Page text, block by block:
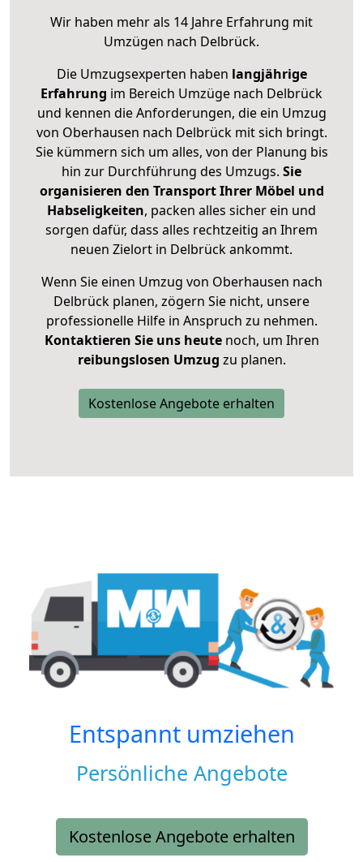
Wir haben mehr als 14 Jahre Erfahrung mit
Umzügen nach Delbrück.
Die Umzugsexperten haben langjährige
Erfahrung im Bereich Umzüge nach Delbrück
und kennen die Anforderungen, die ein Umzug
von Oberhausen nach Delbrück mit sich bringt.
Sie kümmern sich um alles, von der Planung bis
hin zur Durchführung des Umzugs. Sie
organisieren den Transport Ihrer Möbel und
Habseligkeiten, packen alles sicher ein und
sorgen dafür, dass alles rechtzeitig an Ihrem
neuen Zielort in Delbrück ankommt.
Wenn Sie einen Umzug von Oberhausen nach
Delbrück planen, zögern Sie nicht, unsere
professionelle Hilfe in Anspruch zu nehmen.
Kontaktieren Sie uns heutenoch, um Ihren
reibungslosen Umzug zu planen.
Kostenlose Angebote erhalten
Entspannt umziehen
Persönliche Angebote
Kostenlose Angebote erhalten